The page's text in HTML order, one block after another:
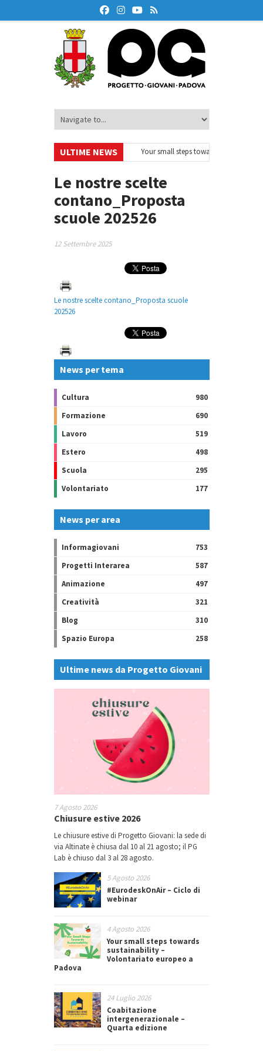
ULTIME NEWS
– Ciclo di webinar
Your small steps towards
finanziaria
• Oxford Debate Lab – Borse di studio 2026/27
Le nostre scelte
contano_Proposta
scuole 202526
12 Settembre 2025
Le nostre scelte contano_Proposta scuole
202526
News per tema
Cultura
980
Formazione
690
Lavoro
519
Estero
498
Scuola
295
Volontariato
177
News per area
Informagiovani
753
Progetti Interarea
587
Animazione
497
Creatività
321
Blog
310
Spazio Europa
258
Ultime news da Progetto Giovani
7 Agosto 2026
Chiusure estive 2026
Le chiusure estive di Progetto Giovani: la sede di
via Altinate è chiusa dal 10 al 21 agosto; il PG
Lab è chiuso dal 3 al 28 agosto.
5 Agosto 2026
#EurodeskOnAir – Ciclo di
webinar
4 Agosto 2026
Your small steps towards
sustainability –
Volontariato europeo a
Padova
24 Luglio 2026
Coabitazione
intergenerazionale –
Quarta edizione